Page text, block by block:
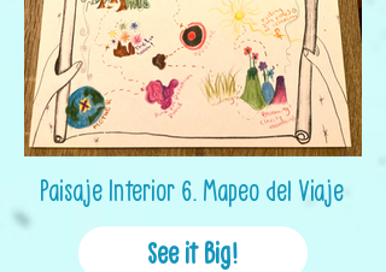
Paisaje Interior 6. Mapeo del Viaje
See it Big!